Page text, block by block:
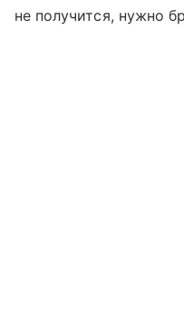
не получится, нужно